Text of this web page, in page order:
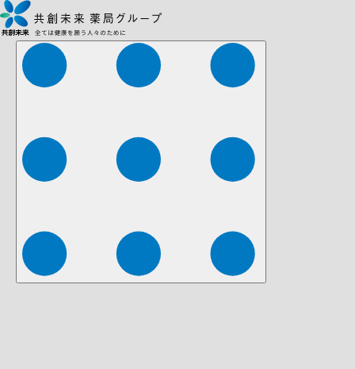
株式会社ファーマみらい 株式会社ストレチア